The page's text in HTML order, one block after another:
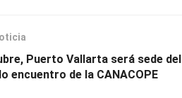
Puerto Vallarta será sede del
encuentro de la CANACOPE